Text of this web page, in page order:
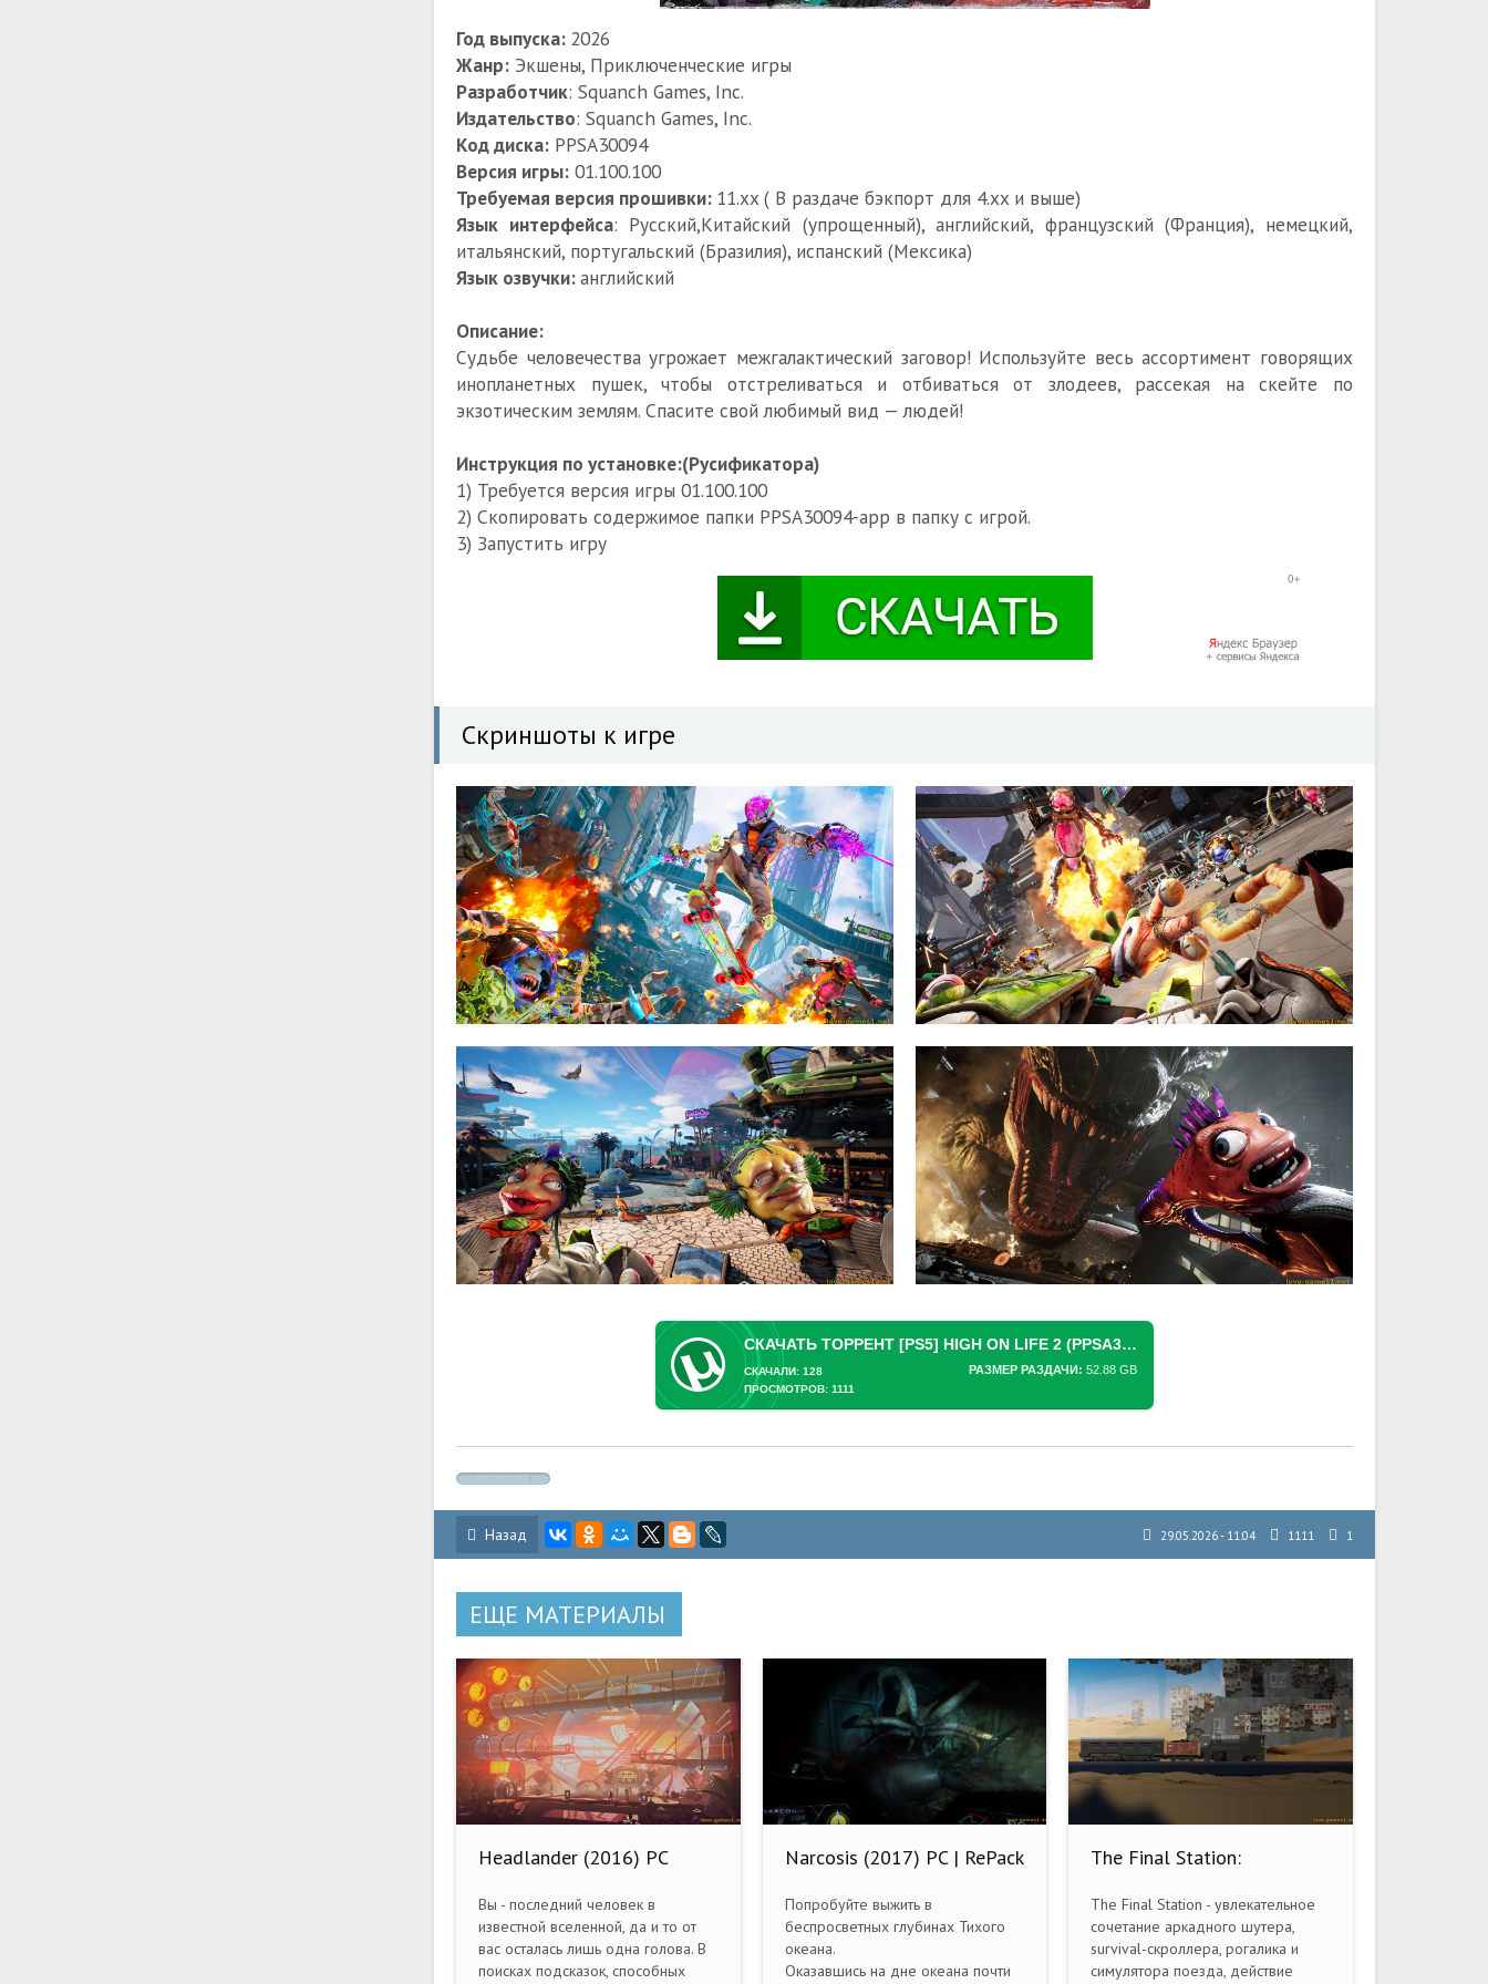
Год выпуска: 2026
Жанр: Экшены, Приключенческие игры
Разработчик: Squanch Games, Inc.
Издательство: Squanch Games, Inc.
Код диска: PPSA30094
Версия игры: 01.100.100
Требуемая версия прошивки: 11.xx ( В раздаче бэкпорт для 4.xx и выше)
Язык интерфейса: Русский,Китайский (упрощенный), английский, французский (Франция), немецкий,
итальянский, португальский (Бразилия), испанский (Мексика)
Язык озвучки:английский
Описание:
Судьбе человечества угрожает межгалактический заговор! Используйте весь ассортимент говорящих
инопланетных пушек, чтобы отстреливаться и отбиваться от злодеев, рассекая на скейте по
экзотическим землям. Спасите свой любимый вид — людей!
Инструкция по установке:(Русификатора)
1) Требуется версия игры 01.100.100
2) Скопировать содержимое папки PPSA30094-app в папку с игрой.
3) Запустить игру
Скриншоты к игре
СКАЧАТЬ ТОРРЕНТ [PS5] HIGH ON LIFE 2 (PPSA30094) [01.100.100]
РАЗМЕР РАЗДАЧИ: 52.88 GB
СКАЧАЛИ: 128
ПРОСМОТРОВ: 1111
Назад 29.05.2026 - 11:04 1111 1
ЕЩЕ МАТЕРИАЛЫ
Headlander (2016) PC
Вы - последний человек в
известной вселенной, да и то от
вас осталась лишь одна голова. В
поисках подсказок, способных
Narcosis (2017) PC | RePack
Попробуйте выжить в
беспросветных глубинах Тихого
океана.
Оказавшись на дне океана почти
The Final Station:
PC
The Final Station - увлекательное
сочетание аркадного шутера,
survival-скроллера, рогалика и
симулятора поезда, действие